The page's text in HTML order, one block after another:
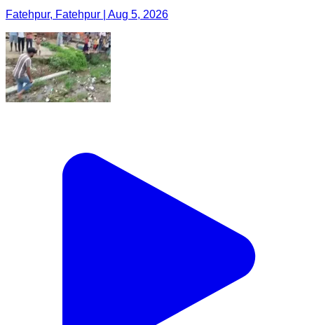
Fatehpur, Fatehpur | Aug 5, 2026